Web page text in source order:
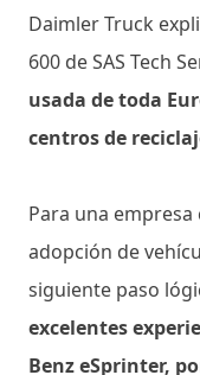
Daimler Truck
600 de SAS Tech
usada de toda
centros de
Para una
adopción de
siguiente paso
excelentes
Benz eSprinter,